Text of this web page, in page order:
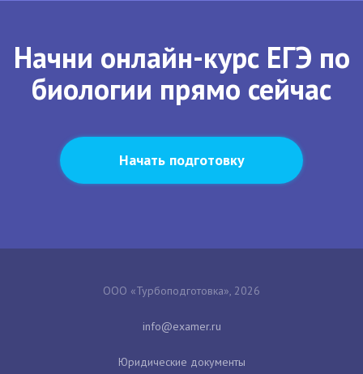
Начни онлайн-курс ЕГЭ по
биологии прямо сейчас
Начать подготовку
ООО «Турбоподготовка», 2026
Юридические документы